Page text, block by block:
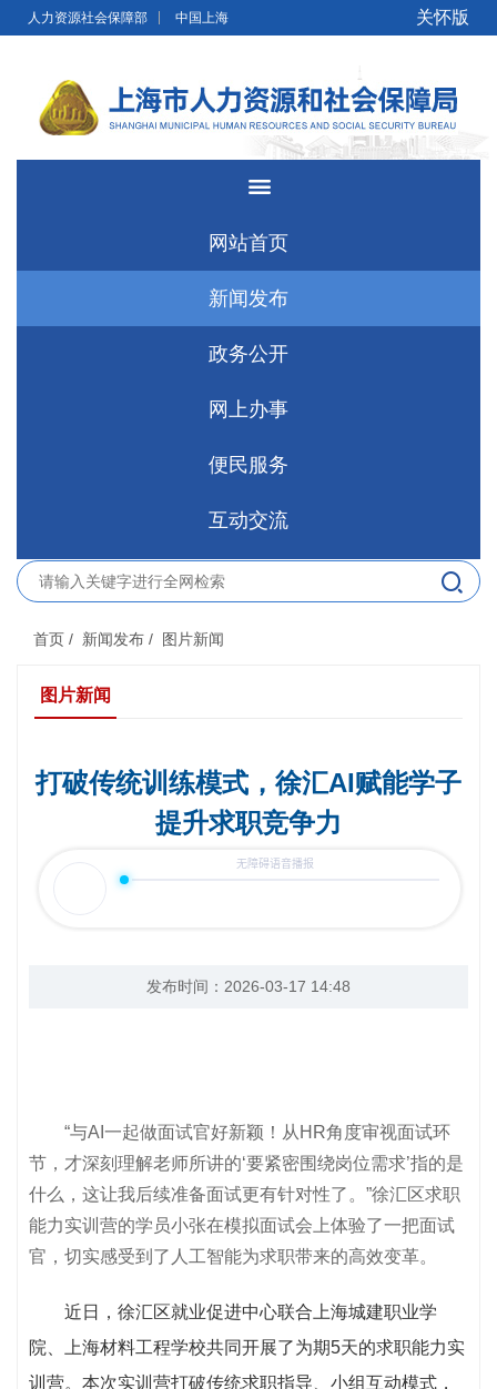
无障碍操作说明 跳转到网站导航区
人力资源社会保障部 中国上海 关怀版
网站首页
新闻发布
政务公开
网上办事
便民服务
互动交流
首页 / 新闻发布 / 图片新闻
图片新闻
打破传统训练模式，徐汇AI赋能学子
提升求职竞争力
发布时间：2026-03-17 14:48
“与AI一起做面试官好新颖！从HR角度审视面试环
节，才深刻理解老师所讲的‘要紧密围绕岗位需求’指的是
什么，这让我后续准备面试更有针对性了。”徐汇区求职
能力实训营的学员小张在模拟面试会上体验了一把面试
官，切实感受到了人工智能为求职带来的高效变革。
近日，徐汇区就业促进中心联合上海城建职业学
院、上海材料工程学校共同开展了为期5天的求职能力实
训营。本次实训营打破传统求职指导、小组互动模式，